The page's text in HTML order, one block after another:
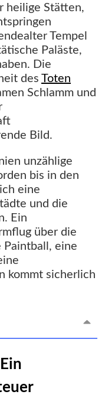
heilige Stätten,
Tempel
Paläste,
Die
des Toten
Schlamm und
Bild.
unzählige
bis in den
eine
und die
Ein
über die
Paintball, eine
kommt sicherlich